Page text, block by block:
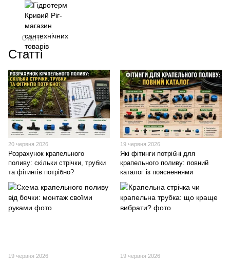
Статті
Статті
20 червня 2026
Розрахунок крапельного
поливу: скільки стрічки, трубки
та фітингів потрібно?
19 червня 2026
Які фітинги потрібні для
крапельного поливу: повний
каталог із поясненнями
19 червня 2026 19 червня 2026